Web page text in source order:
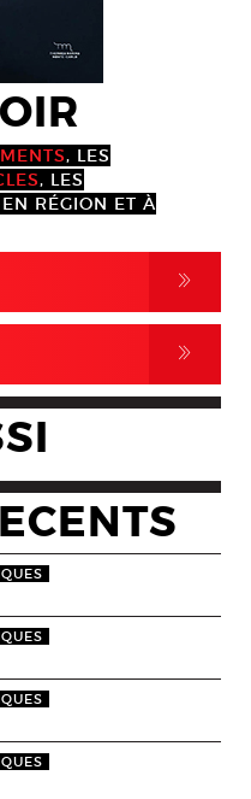
, LES
, LES
RÉGION ET À
,
,